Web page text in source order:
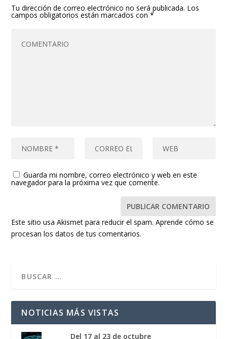
Tu dirección de correo electrónico no será publicada. Los
campos obligatorios están marcados con*
Guarda mi nombre, correo electrónico y web en este
navegador para la próxima vez que comente.
Este sitio usa Akismet para reducir el spam.Aprende cómo se
procesan los datos de tus comentarios.
NOTICIAS MÁS VISTAS
Del 17 al 23 de octubre